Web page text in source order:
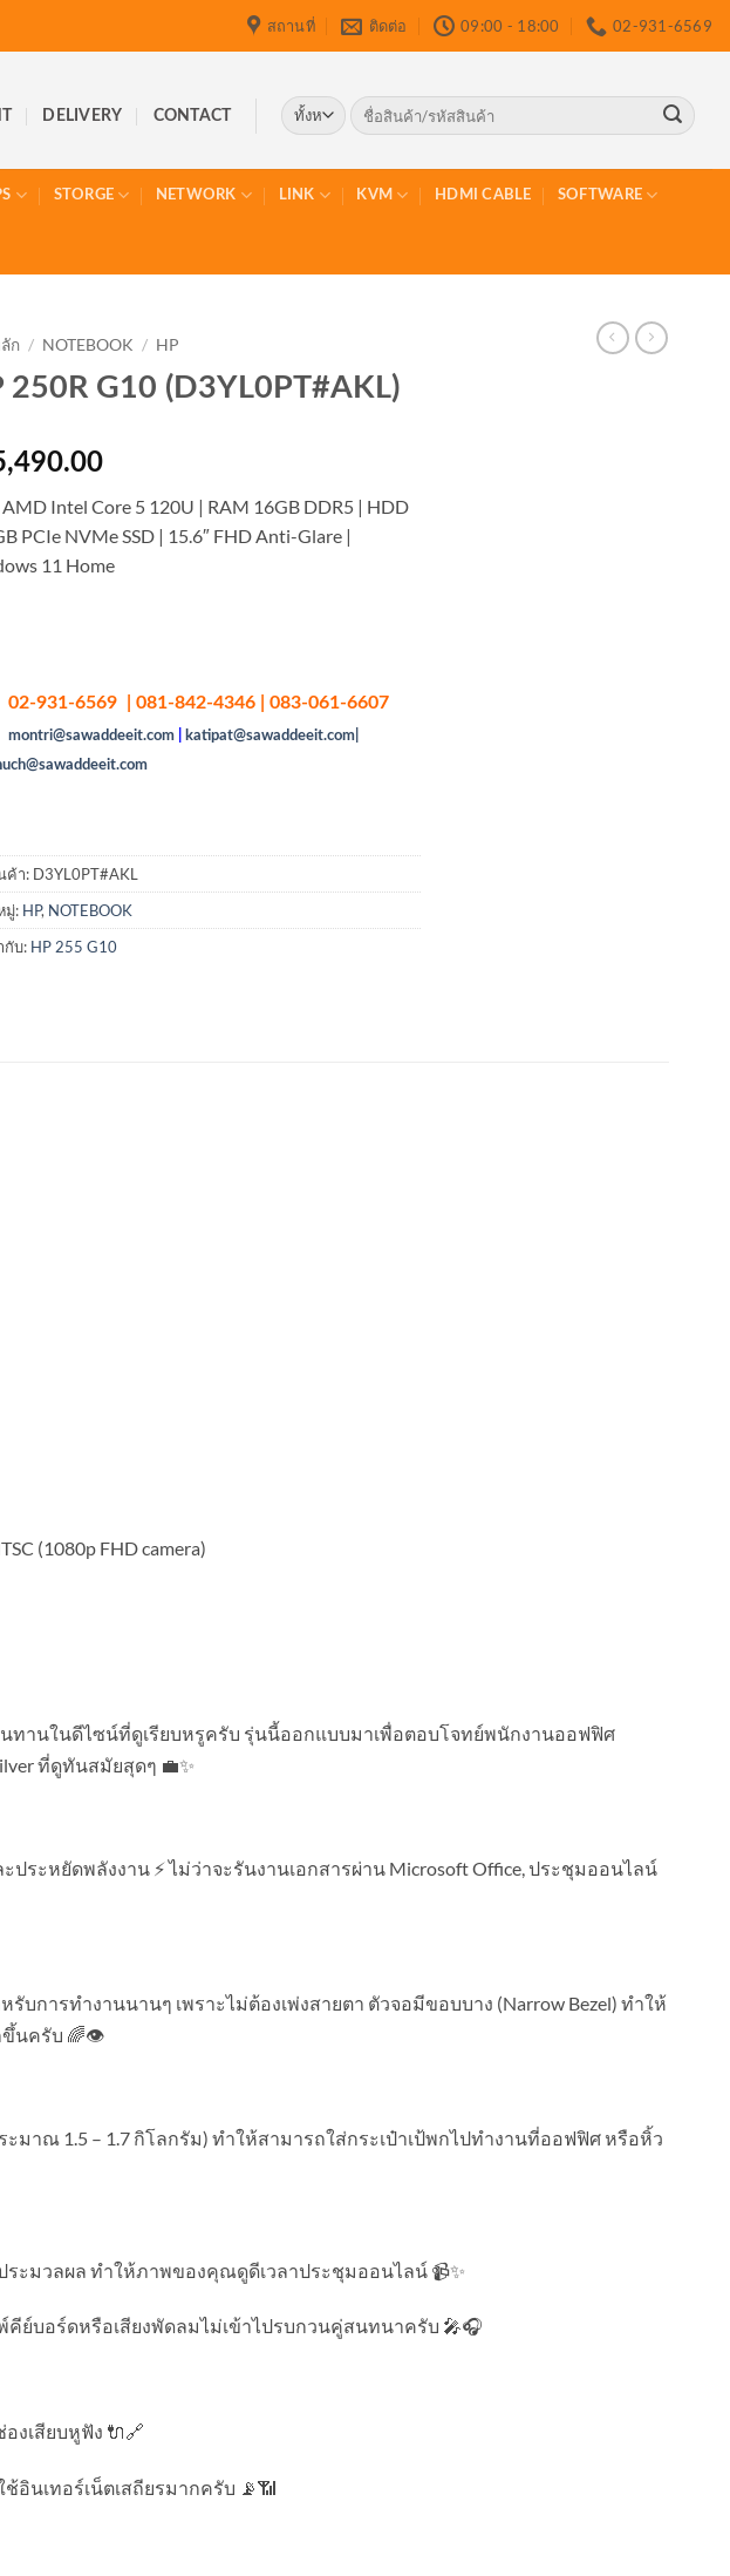
สถานที่ ติดต่อ 09:00 - 18:00 02-931-6569
DELIVERY CONTACT
ค้นหา:
STORGE NETWORK LINK KVM HDMI CABLE SOFTWARE
ก / NOTEBOOK / HP
250R G10 (D3YL0PT#AKL)
Intel Core 5 120U | RAM 16GB DDR5 | HDD
PCIe NVMe SSD | 15.6″ FHD Anti-Glare |
11 Home
02-931-6569 | 081-842-4346 | 083-061-6607
montri@sawaddeeit.com katipat@sawaddeeit.com|
ค้า: D3YL0PT#AKL
มู่: HP, NOTEBOOK
กับ: HP 255 G10
(1080p FHD camera)
านในดีไซน์ที่ดูเรียบหรูครับ รุ่นนี้ออกแบบมาเพื่อตอบโจทย์พนักงานออฟฟิศ
ที่ดูทันสมัยสุดๆ 💼✨
ระหยัดพลังงาน ⚡ ไม่ว่าจะรันงานเอกสารผ่าน Microsoft Office, ประชุมออนไลน์
บการทำงานนานๆ เพราะไม่ต้องเพ่งสายตา ตัวจอมีขอบบาง (Narrow Bezel) ทำให้
ขึ้นครับ 🌈👁️
าณ 1.5 – 1.7 กิโลกรัม) ทำให้สามารถใส่กระเป๋าเป้พกไปทำงานที่ออฟฟิศ หรือหิ้ว
มวลผล ทำให้ภาพของคุณดูดีเวลาประชุมออนไลน์ 📹✨
ย์บอร์ดหรือเสียงพัดลมไม่เข้าไปรบกวนคู่สนทนาครับ 🎤🎧
งเสียบหูฟัง 🔌🔗
อินเทอร์เน็ตเสถียรมากครับ 📡📶